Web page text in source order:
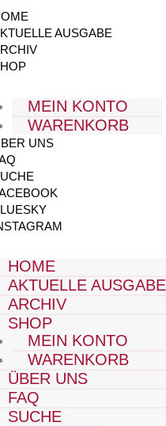
AUSGABE
MEIN KONTO
WARENKORB
UNS
HOME
AKTUELLE AUSGABE
ARCHIV
SHOP
MEIN KONTO
WARENKORB
ÜBER UNS
FAQ
SUCHE